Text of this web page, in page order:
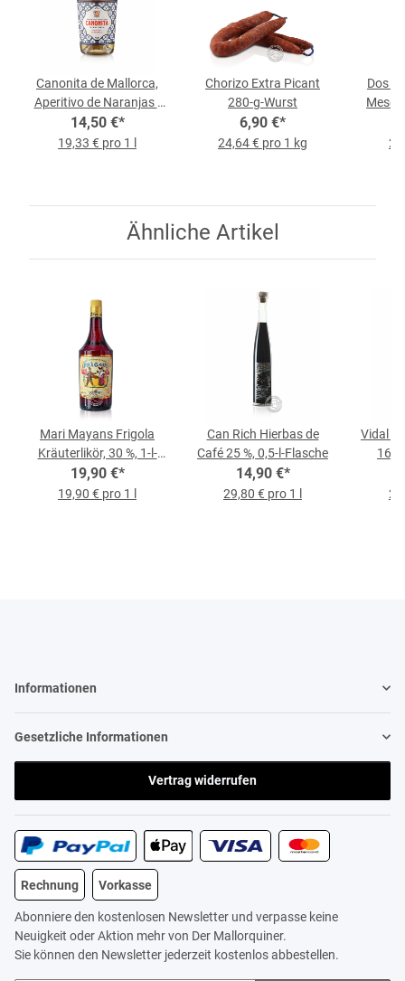
Canonita de Mallorca,
Aperitivo de Naranjas -
Orangen-Likör, 18 % vol,
0,75-l-Flasche
14,50 €*
19,33 € pro 1 l
Chorizo Extra Picant
280-g-Wurst
6,90 €*
24,64 € pro 1 kg
Dos
Ähnliche Artikel
Mari Mayans Frigola
Kräuterlikör, 30 %, 1-l-
Flasche
19,90 €*
19,90 € pro 1 l
Can Rich Hierbas de
Café 25 %, 0,5-l-Flasche
14,90 €*
29,80 € pro 1 l
Vidal
16
Informationen
Gesetzliche Informationen
Vertrag widerrufen
Rechnung Vorkasse
Abonniere den kostenlosen Newsletter und verpasse keine
Neuigkeit oder Aktion mehr von Der Mallorquiner.
Sie können den Newsletter jederzeit kostenlos abbestellen.